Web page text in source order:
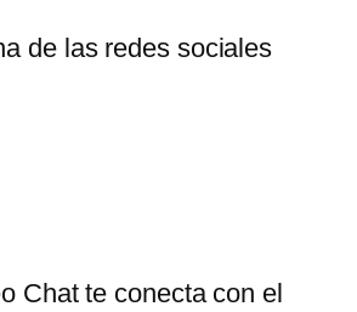
de las redes sociales
Chat te conecta con el